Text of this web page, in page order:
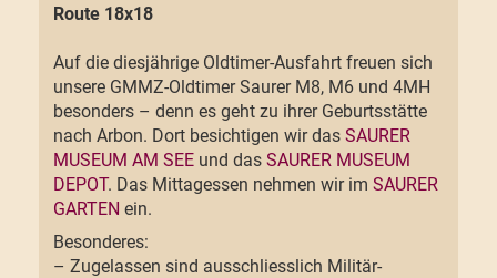
Route 18x18
Auf die diesjährige Oldtimer-Ausfahrt freuen sich
unsere GMMZ-Oldtimer Saurer M8, M6 und 4MH
besonders – denn es geht zu ihrer Geburtsstätte
nach Arbon. Dort besichtigen wir das SAURER
MUSEUM AM SEE und das SAURER MUSEUM
DEPOT. Das Mittagessen nehmen wir im SAURER
GARTEN ein.
Besonderes:
– Zugelassen sind ausschliesslich Militär-